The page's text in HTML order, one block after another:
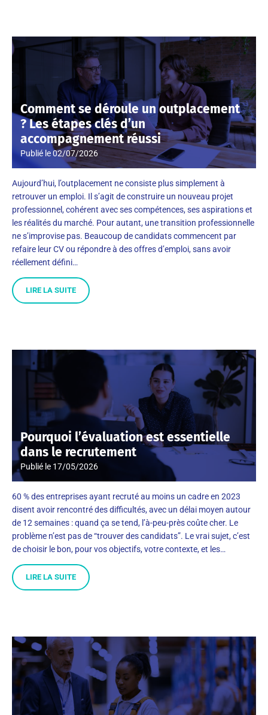
Comment se déroule un outplacement
? Les étapes clés d’un
accompagnement réussi
Publié le02/07/2026
Aujourd’hui, l’outplacement ne consiste plus simplement à
retrouver un emploi. Il s’agit de construire un nouveau projet
professionnel, cohérent avec ses compétences, ses aspirations et
les réalités du marché. Pour autant, une transition professionnelle
ne s’improvise pas. Beaucoup de candidats commencent par
refaire leur CV ou répondre à des offres d’emploi, sans avoir
réellement défini…
LIRE LA SUITE
Pourquoi l’évaluation est essentielle
dans le recrutement
Publié le 17/05/2026
60 % des entreprises ayant recruté au moins un cadre en 2023
disent avoir rencontré des difficultés, avec un délai moyen autour
de 12 semaines : quand ça se tend, l’à-peu-près coûte cher. Le
problème n’est pas de “trouver des candidats”. Le vrai sujet, c’est
de choisir le bon, pour vos objectifs, votre contexte, et les…
LIRE LA SUITE